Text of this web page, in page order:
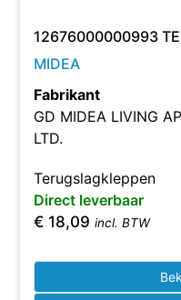
12676000000993
MIDEA
Fabrikant
GD MIDEA LIVING
LTD.
Terugslagkleppen
Direct leverbaar
€ 18,09 incl. BTW